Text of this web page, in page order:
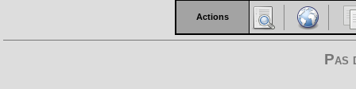
Actions
Pas